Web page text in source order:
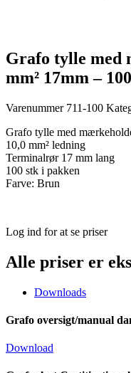
Grafo tylle med
mm² 17mm –
Varenummer 711-100
Grafo tylle med
10,0 mm² ledning
Terminalrør 17 mm lang
100 stk i pakken
Farve: Brun
Log ind for at se priser
Alle priser er
Downloads
Grafo oversigt/manual
Download